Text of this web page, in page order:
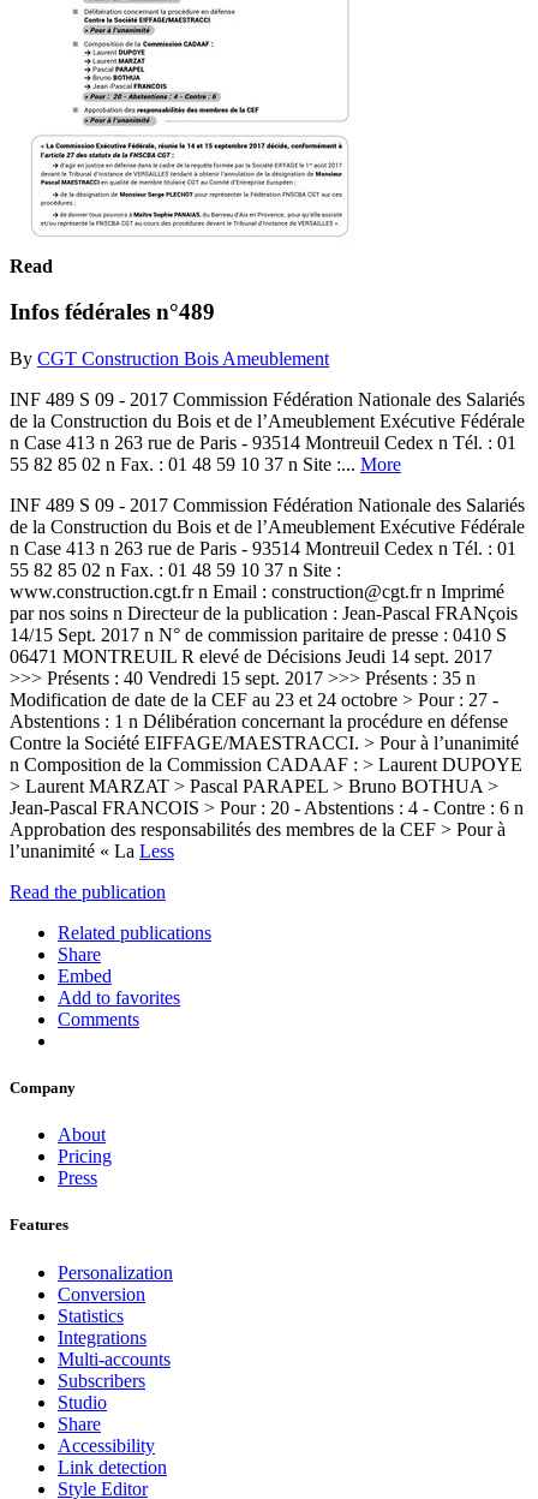
Read
Infos fédérales n°489
By CGT Construction Bois Ameublement
INF 489 S 09 - 2017 Commission Fédération Nationale des Salariés
de la Construction du Bois et de l’Ameublement Exécutive Fédérale
n Case 413 n 263 rue de Paris - 93514 Montreuil Cedex n Tél. : 01
55 82 85 02 n Fax. : 01 48 59 10 37 n Site :... More
INF 489 S 09 - 2017 Commission Fédération Nationale des Salariés
de la Construction du Bois et de l’Ameublement Exécutive Fédérale
n Case 413 n 263 rue de Paris - 93514 Montreuil Cedex n Tél. : 01
55 82 85 02 n Fax. : 01 48 59 10 37 n Site :
www.construction.cgt.fr n Email : construction@cgt.fr n Imprimé
par nos soins n Directeur de la publication : Jean-Pascal FRANçois
14/15 Sept. 2017 n N° de commission paritaire de presse : 0410 S
06471 MONTREUIL R elevé de Décisions Jeudi 14 sept. 2017
>>> Présents : 40 Vendredi 15 sept. 2017 >>> Présents : 35 n
Modification de date de la CEF au 23 et 24 octobre > Pour : 27 -
Abstentions : 1 n Délibération concernant la procédure en défense
Contre la Société EIFFAGE/MAESTRACCI. > Pour à l’unanimité
n Composition de la Commission CADAAF : > Laurent DUPOYE
> Laurent MARZAT > Pascal PARAPEL > Bruno BOTHUA >
Jean-Pascal FRANCOIS > Pour : 20 - Abstentions : 4 - Contre : 6 n
Approbation des responsabilités des membres de la CEF > Pour à
l’unanimité « La Less
Read the publication
Related publications
Share
Embed
Add to favorites
Comments
Company
About
Pricing
Press
Features
Personalization
Conversion
Statistics
Integrations
Multi-accounts
Subscribers
Studio
Share
Accessibility
Link detection
Style Editor